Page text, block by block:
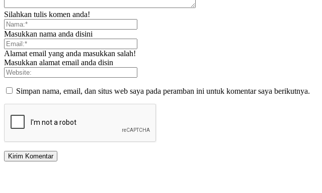
Silahkan tulis komen anda!
Masukkan nama anda disini
Alamat email yang anda masukkan salah!
Masukkan alamat email anda disin
Simpan nama, email, dan situs web saya pada peramban ini untuk komentar saya berikutnya.